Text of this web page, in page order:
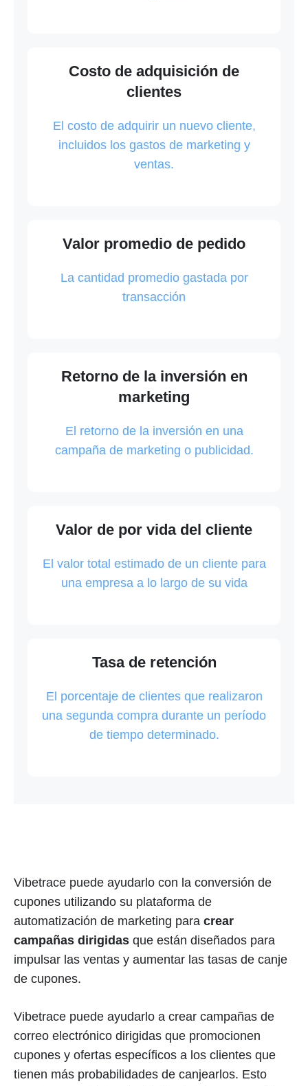
Costo de adquisición de
clientes
El costo de adquirir un nuevo cliente,
incluidos los gastos de marketing y
ventas.
Valor promedio de pedido
La cantidad promedio gastada por
transacción
Retorno de la inversión en
marketing
El retorno de la inversión en una
campaña de marketing o publicidad.
Valor de por vida del cliente
El valor total estimado de un cliente para
una empresa a lo largo de su vida
Tasa de retención
El porcentaje de clientes que realizaron
una segunda compra durante un período
de tiempo determinado.
Vibetrace puede ayudarlo con la conversión de
cupones utilizando su plataforma de
automatización de marketing para crear
campañas dirigidas que están diseñados para
impulsar las ventas y aumentar las tasas de canje
de cupones.
Vibetrace puede ayudarlo a crear campañas de
correo electrónico dirigidas que promocionen
cupones y ofertas específicos a los clientes que
tienen más probabilidades de canjearlos. Esto